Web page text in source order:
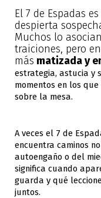
El 7 de Espadas
despierta
Muchos lo
traiciones, pero
más matizada y
estrategia, astucia y
momentos en los
sobre la mesa.
A veces el 7 de
encuentra caminos
autoengaño o del
significa cuando
guarda y qué
juntos.